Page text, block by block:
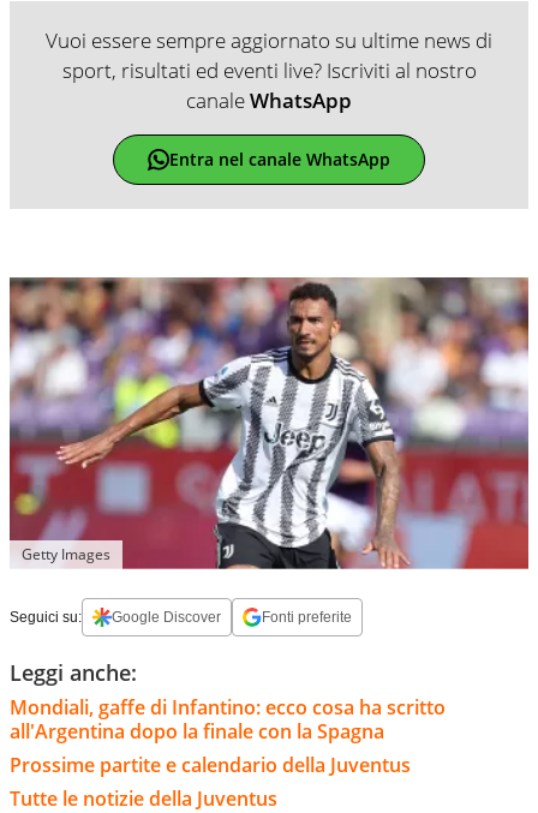
Vuoi essere sempre aggiornato su ultime news di
sport, risultati ed eventi live? Iscriviti al nostro
canaleWhatsApp
Entra nel canale WhatsApp
Getty Images
Seguici su: Google Discover Fonti preferite
Leggi anche:
Mondiali, gaffe di Infantino: ecco cosa ha scritto
all'Argentina dopo la finale con la Spagna
Prossime partite e calendario della Juventus
Tutte le notizie della Juventus